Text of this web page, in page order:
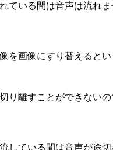
ている間は音声は流れま
を画像にすり替えると
り離すことができないの
している間は音声が途